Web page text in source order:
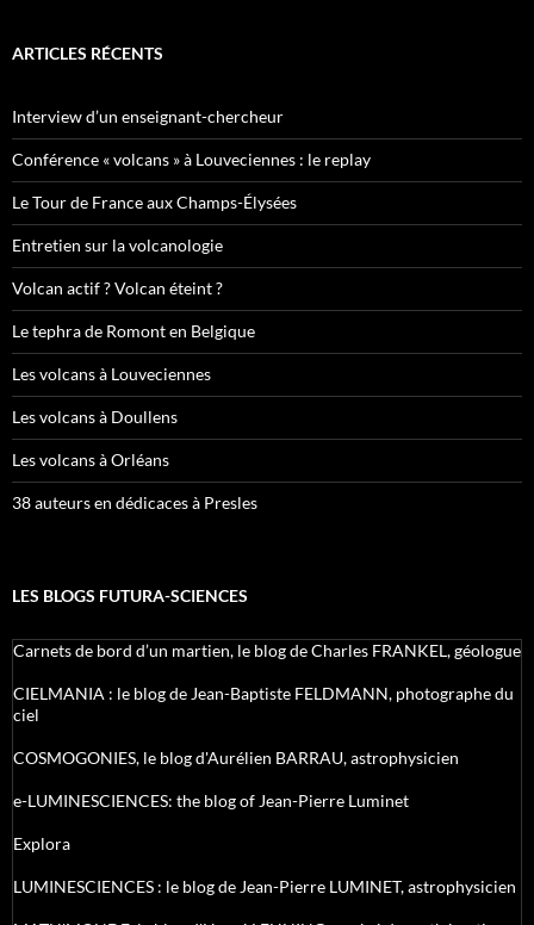
ARTICLES RÉCENTS
Interview d’un enseignant-chercheur
Conférence « volcans » à Louveciennes : le replay
Le Tour de France aux Champs-Élysées
Entretien sur la volcanologie
Volcan actif ? Volcan éteint ?
Le tephra de Romont en Belgique
Les volcans à Louveciennes
Les volcans à Doullens
Les volcans à Orléans
38 auteurs en dédicaces à Presles
LES BLOGS FUTURA-SCIENCES
Carnets de bord d’un martien, le blog de Charles FRANKEL, géologue
CIELMANIA : le blog de Jean-Baptiste FELDMANN, photographe du
ciel
COSMOGONIES, le blog d'Aurélien BARRAU, astrophysicien
e-LUMINESCIENCES: the blog of Jean-Pierre Luminet
Explora
LUMINESCIENCES : le blog de Jean-Pierre LUMINET, astrophysicien